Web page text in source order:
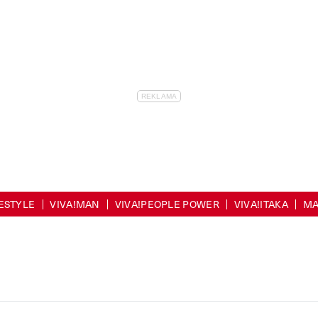
VIVA!MAN VIVA!PEOPLE POWER VIVA!ITAKA